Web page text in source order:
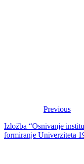
Previous
Izložba “Osnivanje
formiranje Univerziteta